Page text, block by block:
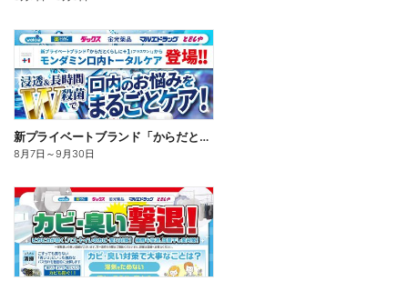
新プライベートブランド「からだとくらしに+1(プラスワン)」よりモンダミン口内トータルケア登場!
8月7日 ～9月30日